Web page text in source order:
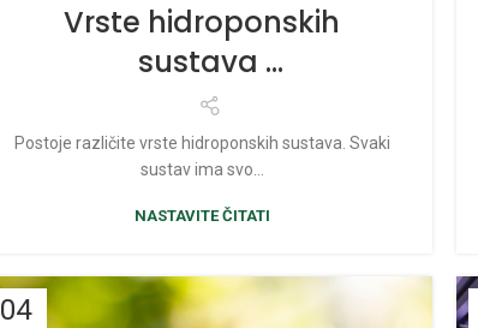
Vrste hidroponskih
sustava
Postoje različite vrste hidroponskih sustava. Svaki
sustav ima svo...
NASTAVITE ČITATI
04